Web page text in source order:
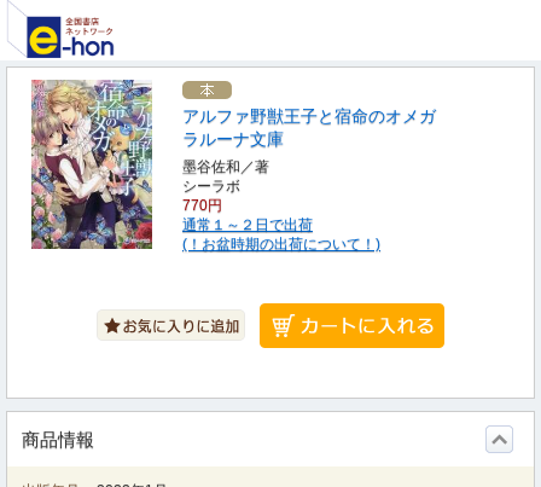
アルファ野獣王子と宿命のオメガ
ラルーナ文庫
墨谷佐和／著
シーラボ
770円
通常１～２日で出荷
(！お盆時期の出荷について！)
商品情報